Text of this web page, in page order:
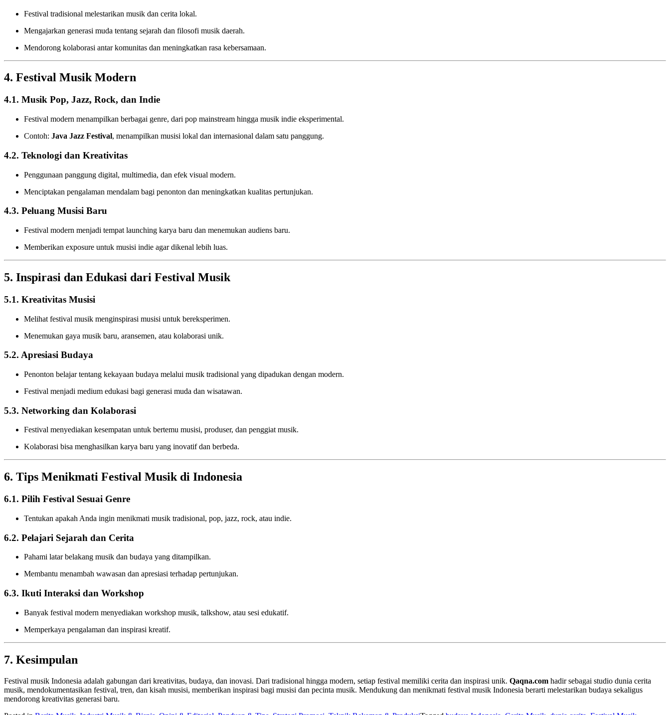
Festival tradisional melestarikan musik dan cerita lokal.
Mengajarkan generasi muda tentang sejarah dan filosofi musik daerah.
Mendorong kolaborasi antar komunitas dan meningkatkan rasa kebersamaan.
4. Festival Musik Modern
4.1. Musik Pop, Jazz, Rock, dan Indie
Festival modern menampilkan berbagai genre, dari pop mainstream hingga musik indie eksperimental.
Contoh: Java Jazz Festival, menampilkan musisi lokal dan internasional dalam satu panggung.
4.2. Teknologi dan Kreativitas
Penggunaan panggung digital, multimedia, dan efek visual modern.
Menciptakan pengalaman mendalam bagi penonton dan meningkatkan kualitas pertunjukan.
4.3. Peluang Musisi Baru
Festival modern menjadi tempat launching karya baru dan menemukan audiens baru.
Memberikan exposure untuk musisi indie agar dikenal lebih luas.
5. Inspirasi dan Edukasi dari Festival Musik
5.1. Kreativitas Musisi
Melihat festival musik menginspirasi musisi untuk bereksperimen.
Menemukan gaya musik baru, aransemen, atau kolaborasi unik.
5.2. Apresiasi Budaya
Penonton belajar tentang kekayaan budaya melalui musik tradisional yang dipadukan dengan modern.
Festival menjadi medium edukasi bagi generasi muda dan wisatawan.
5.3. Networking dan Kolaborasi
Festival menyediakan kesempatan untuk bertemu musisi, produser, dan penggiat musik.
Kolaborasi bisa menghasilkan karya baru yang inovatif dan berbeda.
6. Tips Menikmati Festival Musik di Indonesia
6.1. Pilih Festival Sesuai Genre
Tentukan apakah Anda ingin menikmati musik tradisional, pop, jazz, rock, atau indie.
6.2. Pelajari Sejarah dan Cerita
Pahami latar belakang musik dan budaya yang ditampilkan.
Membantu menambah wawasan dan apresiasi terhadap pertunjukan.
6.3. Ikuti Interaksi dan Workshop
Banyak festival modern menyediakan workshop musik, talkshow, atau sesi edukatif.
Memperkaya pengalaman dan inspirasi kreatif.
7. Kesimpulan
Festival musik Indonesia adalah gabungan dari kreativitas, budaya, dan inovasi. Dari tradisional hingga modern, setiap festival memiliki cerita dan inspirasi unik. Qaqna.com hadir sebagai studio dunia cerita
musik, mendokumentasikan festival, tren, dan kisah musisi, memberikan inspirasi bagi musisi dan pecinta musik. Mendukung dan menikmati festival musik Indonesia berarti melestarikan budaya sekaligus
mendorong kreativitas generasi baru.